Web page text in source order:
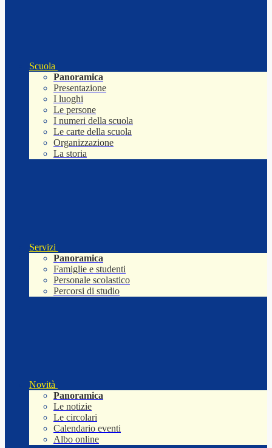
Scuola
Panoramica
Presentazione
I luoghi
Le persone
I numeri della scuola
Le carte della scuola
Organizzazione
La storia
Servizi
Panoramica
Famiglie e studenti
Personale scolastico
Percorsi di studio
Novità
Panoramica
Le notizie
Le circolari
Calendario eventi
Albo online